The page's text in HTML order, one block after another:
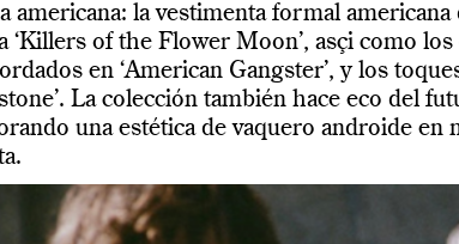
americana: la vestimenta formal
‘Killers of the Flower Moon’, asçi como
en ‘American Gangster’, y los
La colección también hace eco del
una estética de vaquero androide en